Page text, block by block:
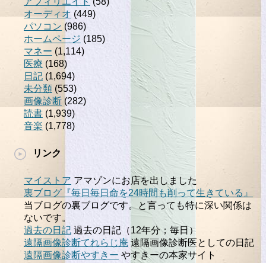
オーディオ (449)
パソコン (986)
ホームページ (185)
マネー (1,114)
医療 (168)
日記 (1,694)
未分類 (553)
画像診断 (282)
読書 (1,939)
音楽 (1,778)
リンク
マイストア アマゾンにお店を出しました
裏ブログ『毎日毎日命を24時間も削って生きている』
当ブログの裏ブログです。と言っても特に深い関係は
ないです。
過去の日記 過去の日記（12年分；毎日）
遠隔画像診断てれらじ庵 遠隔画像診断医としての日記
遠隔画像診断やすきー やすきーの本家サイト